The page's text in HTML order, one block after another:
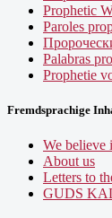
Prophetic
Paroles
Palabras
Prophetie
Fremdsprachige
We believe
About us
Letters to
GUDS